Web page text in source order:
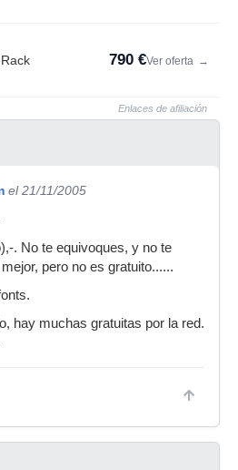
790 €Ver oferta →
Enlaces de afiliación
el 21/11/2005
. No te equivoques, y no te
pero no es gratuito......
hay muchas gratuitas por la red.